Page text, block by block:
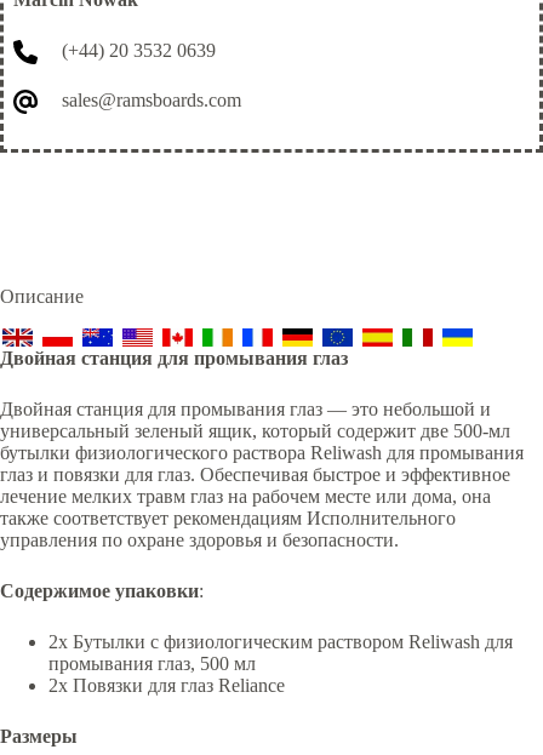
(+44) 20 3532 0639
sales@ramsboards.com
Описание
Двойная станция для промывания глаз
Двойная станция для промывания глаз — это небольшой и
универсальный зеленый ящик, который содержит две 500-мл
бутылки физиологического раствора Reliwash для промывания
глаз и повязки для глаз. Обеспечивая быстрое и эффективное
лечение мелких травм глаз на рабочем месте или дома, она
также соответствует рекомендациям Исполнительного
управления по охране здоровья и безопасности.
Содержимое упаковки:
2x Бутылки с физиологическим раствором Reliwash для
промывания глаз, 500 мл
2x Повязки для глаз Reliance
Размеры